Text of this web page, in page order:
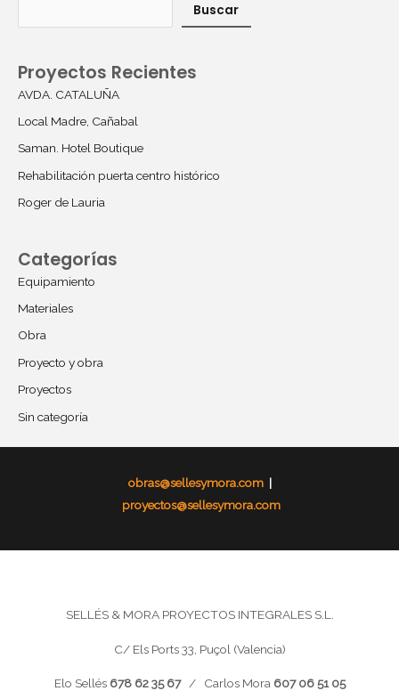
Buscar
Proyectos Recientes
AVDA. CATALUÑA
Local Madre, Cañabal
Saman. Hotel Boutique
Rehabilitación puerta centro histórico
Roger de Lauria
Categorías
Equipamiento
Materiales
Obra
Proyecto y obra
Proyectos
Sin categoría
obras@sellesymora.com|
proyectos@sellesymora.com
SELLÉS & MORA PROYECTOS INTEGRALES S.L.
C/ Els Ports 33, Puçol (Valencia)
Elo Sellés 678 62 35 67/ Carlos Mora 607 06 51 05